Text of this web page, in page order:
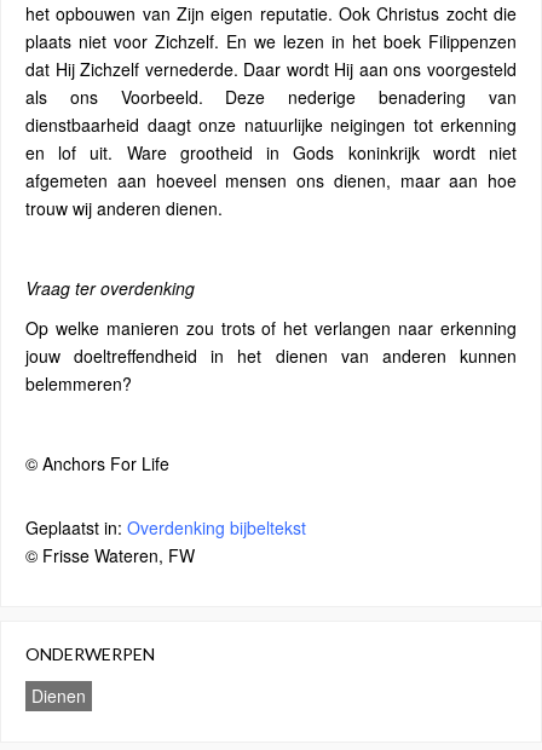
het opbouwen van Zijn eigen reputatie. Ook Christus zocht die
plaats niet voor Zichzelf. En we lezen in het boek Filippenzen
dat Hij Zichzelf vernederde. Daar wordt Hij aan ons voorgesteld
als ons Voorbeeld. Deze nederige benadering van
dienstbaarheid daagt onze natuurlijke neigingen tot erkenning
en lof uit. Ware grootheid in Gods koninkrijk wordt niet
afgemeten aan hoeveel mensen ons dienen, maar aan hoe
trouw wij anderen dienen.
Vraag ter overdenking
Op welke manieren zou trots of het verlangen naar erkenning
jouw doeltreffendheid in het dienen van anderen kunnen
belemmeren?
© Anchors For Life
Geplaatst in: Overdenking bijbeltekst
© Frisse Wateren, FW
ONDERWERPEN
Dienen